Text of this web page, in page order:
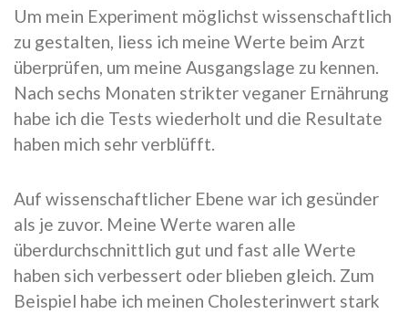
Um mein Experiment möglichst wissenschaftlich
zu gestalten, liess ich meine Werte beim Arzt
überprüfen, um meine Ausgangslage zu kennen.
Nach sechs Monaten strikter veganer Ernährung
habe ich die Tests wiederholt und die Resultate
haben mich sehr verblüfft.
Auf wissenschaftlicher Ebene war ich gesünder
als je zuvor. Meine Werte waren alle
überdurchschnittlich gut und fast alle Werte
haben sich verbessert oder blieben gleich. Zum
Beispiel habe ich meinen Cholesterinwert stark